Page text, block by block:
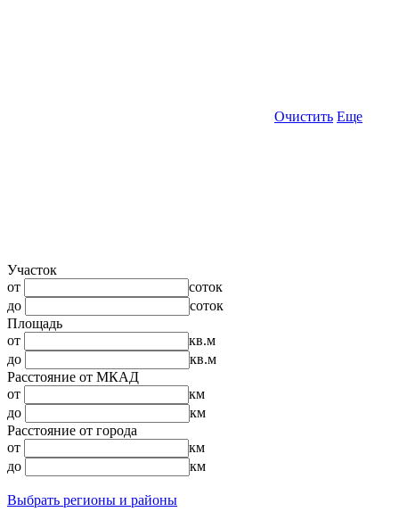
Очистить Еще
Участок
от
соток
до
соток
Площадь
от
кв.м
до
кв.м
Расстояние от МКАД
от
км
до
км
Расстояние от города
от
км
до
км
Выбрать регионы и районы